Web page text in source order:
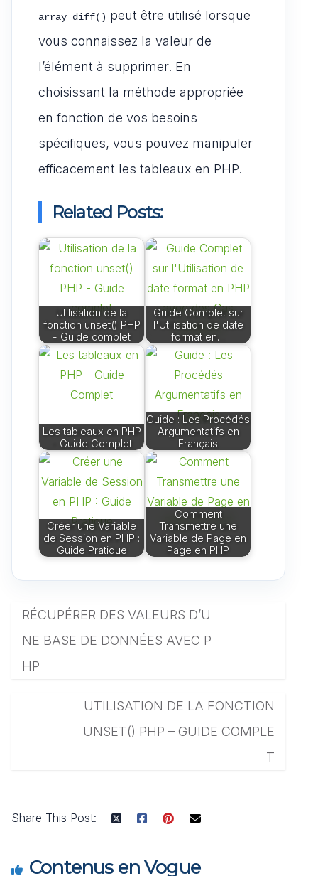
array_diff() peut être utilisé lorsque
vous connaissez la valeur de
l’élément à supprimer. En
choisissant la méthode appropriée
en fonction de vos besoins
spécifiques, vous pouvez manipuler
efficacement les tableaux en PHP.
Related Posts:
Utilisation de la
fonction unset() PHP
- Guide complet
Guide Complet sur
l'Utilisation de date
format en…
Les tableaux en PHP
- Guide Complet
Guide : Les Procédés
Argumentatifs en
Français
Créer une Variable
de Session en PHP :
Guide Pratique
Comment
Transmettre une
Variable de Page en
Page en PHP
RÉCUPÉRER DES VALEURS D’U
NE BASE DE DONNÉES AVEC P
HP
UTILISATION DE LA FONCTION
UNSET() PHP – GUIDE COMPLE
T
Share This Post:
Contenus en Vogue